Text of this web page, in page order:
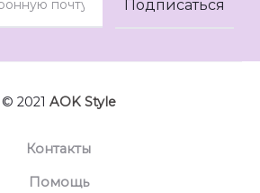
© 2021 AOK Style
Контакты
Помощь